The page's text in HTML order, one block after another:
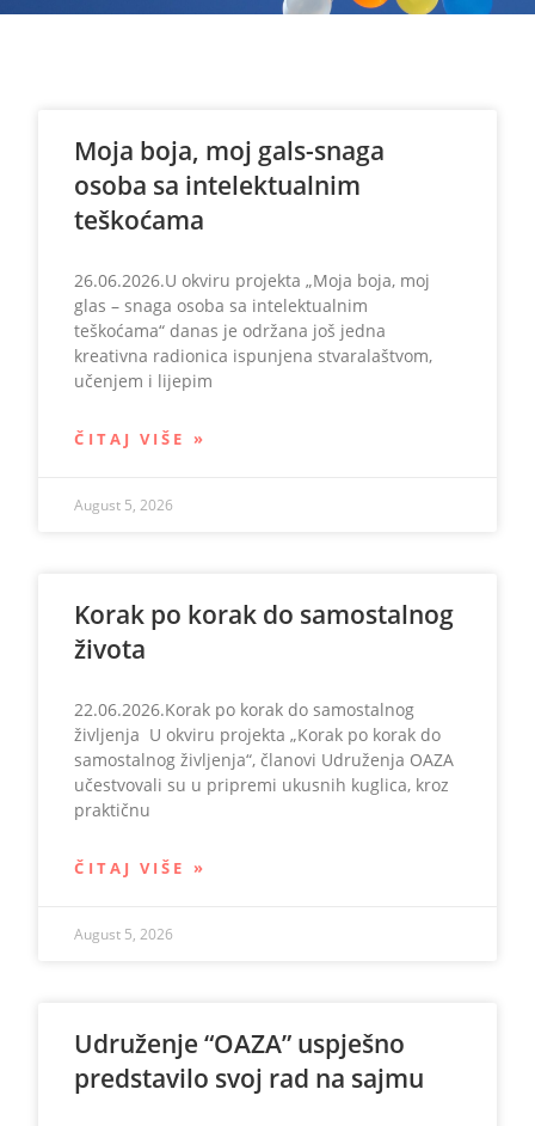
Moja boja, moj gals-snaga
osoba sa intelektualnim
teškoćama
26.06.2026.U okviru projekta „Moja boja, moj
glas – snaga osoba sa intelektualnim
teškoćama“ danas je održana još jedna
kreativna radionica ispunjena stvaralaštvom,
učenjem i lijepim
ČITAJ VIŠE »
August 5, 2026
Korak po korak do samostalnog
života
22.06.2026.Korak po korak do samostalnog
življenja U okviru projekta „Korak po korak do
samostalnog življenja“, članovi Udruženja OAZA
učestvovali su u pripremi ukusnih kuglica, kroz
praktičnu
ČITAJ VIŠE »
August 5, 2026
Udruženje “OAZA” uspješno
predstavilo svoj rad na sajmu